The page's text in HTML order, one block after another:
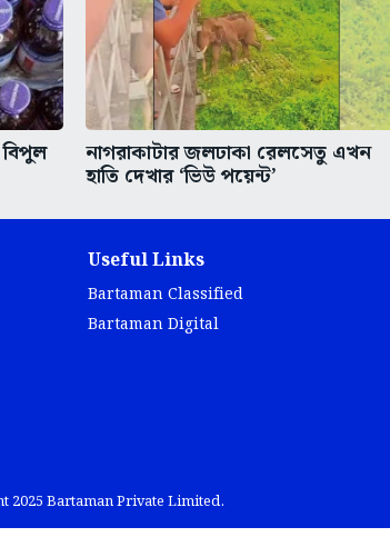
বিপুল নাগরাকাটার জলঢাকা রেলসেতু এখন
হাতি দেখার ‘ভিউ পয়েন্ট’
Useful Links
Bartaman Classified
Bartaman Digital
2025 Bartaman Private Limited.